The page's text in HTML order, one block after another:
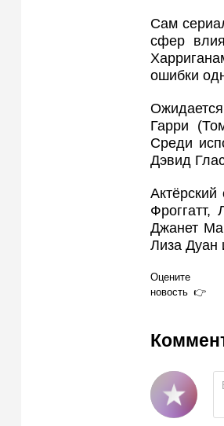
Сам
сфер
ошибки
Гарри
Среди
Дэвид
Джанет
Лиза Дуан
Оцените
новость